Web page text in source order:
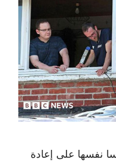
نفسها على إعادة